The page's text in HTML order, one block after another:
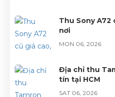
Thu Sony A72
nơi
MON 06, 2026
Địa chỉ thu
tín tại HCM
SAT 06, 2026